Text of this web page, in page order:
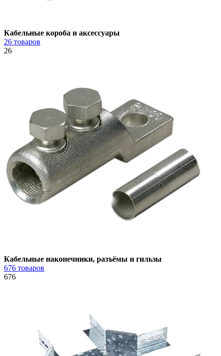
Кабельные короба и аксессуары
26 товаров
26
Кабельные наконечники, разъёмы и гильзы
676 товаров
676